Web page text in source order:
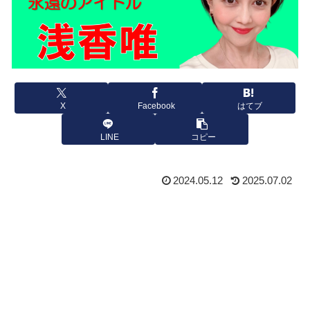
X Facebook はてブ
LINE コピー
2024.05.12 2025.07.02